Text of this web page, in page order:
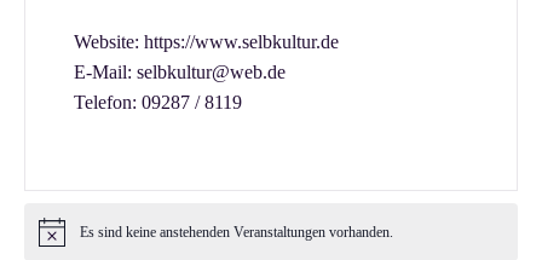
Website: https://www.selbkultur.de
E-Mail: selbkultur@web.de
Telefon: 09287 / 8119
Es sind keine anstehenden Veranstaltungen vorhanden.